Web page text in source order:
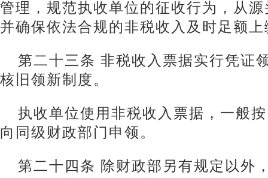
管理，规范执收单位的征收行为，从
并确保依法合规的非税收入及时足额
第二十三条 非税收入票据实行凭证
核旧领新制度。
执收单位使用非税收入票据，一般
向同级财政部门申领。
第二十四条 除财政部另有规定以外